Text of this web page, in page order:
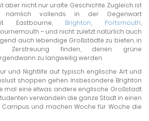
aber nicht nur uralte Geschichte. Zugleich ist
nämlich vollends in der Gegenwart
Eastbourne, Brighton, Portsmouth,
– und nicht zuletzt natürlich auch
auch lebendige Großstädte zu bieten, in
finden, denen grüne
zu langweilig werden.
und Nightlife auf typisch englische Art und
shoppen gehen. Insbesondere Brighton
mal eine etwas andere englische Großstadt
verwandeln die ganze Stadt in einen
und machen Woche für Woche die